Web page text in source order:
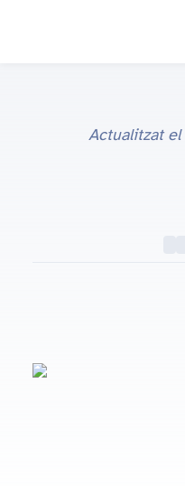
Actualitzat el